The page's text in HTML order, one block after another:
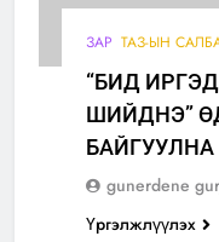
ЗАР ТАЗ-ЫН
“БИД
ШИЙДНЭ”
БАЙГУУЛНА
gunerdene
Үргэлжлүүлэх